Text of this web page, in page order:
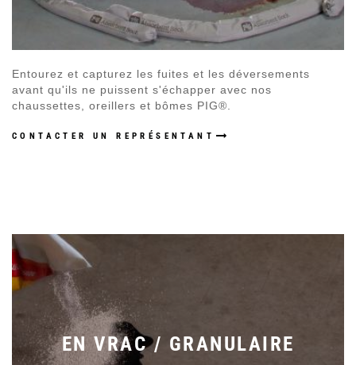
Entourez et capturez les fuites et les déversements
avant qu'ils ne puissent s'échapper avec nos
chaussettes, oreillers et bômes PIG®.
CONTACTER UN REPRÉSENTANT
EN VRAC / GRANULAIRE